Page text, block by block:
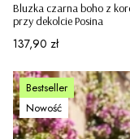
Bluzka czarna boho z
przy dekolcie Posina
Cena
137,90 zł
Bestseller
Nowość